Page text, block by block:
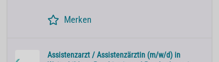
Merken
Assistenzarzt / Assistenzärztin (m/w/d) in